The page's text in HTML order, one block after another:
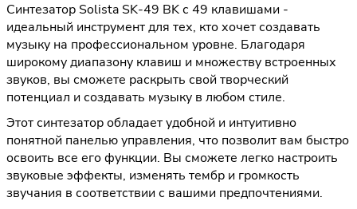
Синтезатор Solista SK-49 BK с 49 клавишами -
идеальный инструмент для тех, кто хочет создавать
музыку на профессиональном уровне. Благодаря
широкому диапазону клавиш и множеству встроенных
звуков, вы сможете раскрыть свой творческий
потенциал и создавать музыку в любом стиле.
Этот синтезатор обладает удобной и интуитивно
понятной панелью управления, что позволит вам быстро
освоить все его функции. Вы сможете легко настроить
звуковые эффекты, изменять тембр и громкость
звучания в соответствии с вашими предпочтениями.